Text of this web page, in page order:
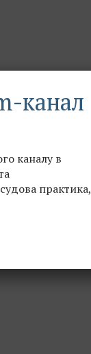
канал
каналу в
практика,